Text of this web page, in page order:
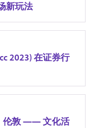
新玩法
2023) 在证券行
伦敦 —— 文化活